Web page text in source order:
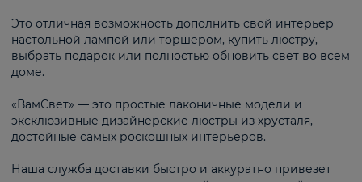
Это отличная возможность дополнить свой интерьер
настольной лампой или торшером, купить люстру,
выбрать подарок или полностью обновить свет во всем
доме.
«ВамСвет» — это простые лаконичные модели и
эксклюзивные дизайнерские люстры из хрусталя,
достойные самых роскошных интерьеров.
Наша служба доставки быстро и аккуратно привезет